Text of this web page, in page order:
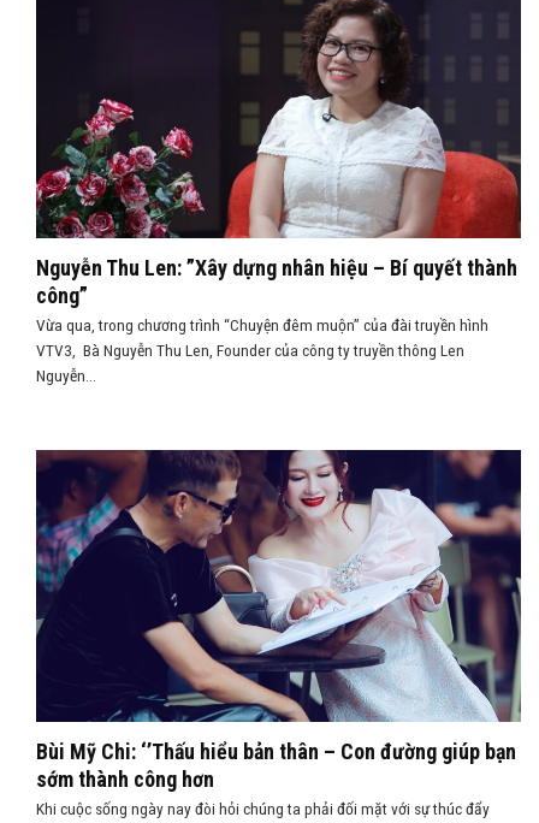
Nguyễn Thu Len: ”Xây dựng nhân hiệu – Bí quyết thành
công”
Vừa qua, trong chương trình “Chuyện đêm muộn” của đài truyền hình
VTV3, Bà Nguyễn Thu Len, Founder của công ty truyền thông Len
Nguyễn...
Bùi Mỹ Chi: ‘’Thấu hiểu bản thân – Con đường giúp bạn
sớm thành công hơn
Khi cuộc sống ngày nay đòi hỏi chúng ta phải đối mặt với sự thúc đẩy